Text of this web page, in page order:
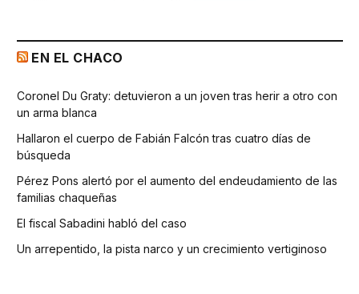
EN EL CHACO
Coronel Du Graty: detuvieron a un joven tras herir a otro con
un arma blanca
Hallaron el cuerpo de Fabián Falcón tras cuatro días de
búsqueda
Pérez Pons alertó por el aumento del endeudamiento de las
familias chaqueñas
El fiscal Sabadini habló del caso
Un arrepentido, la pista narco y un crecimiento vertiginoso